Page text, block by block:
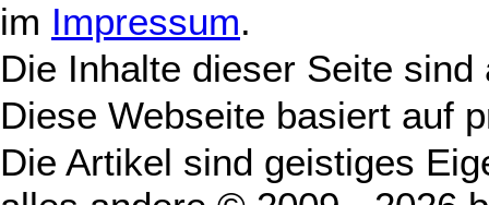
im Impressum.
Die Inhalte dieser Seite
Diese Webseite basiert auf
Die Artikel sind geistiges